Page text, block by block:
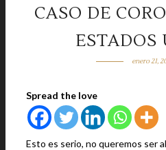
CASO DE
ESTADOS
enero 21,
Spread the love
Esto es serio, no queremos ser